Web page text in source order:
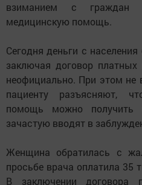
взиманием с граждан
медицинскую помощь.
Сегодня деньги с
заключая договор платных
неофициально. При этом не
пациенту разъясняют,
помощь можно получить
зачастую вводят в
Женщина обратилась с
просьбе врача оплатила 35
В заключении договора